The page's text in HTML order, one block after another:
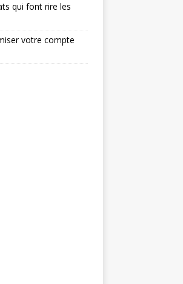
qui font rire les
votre compte